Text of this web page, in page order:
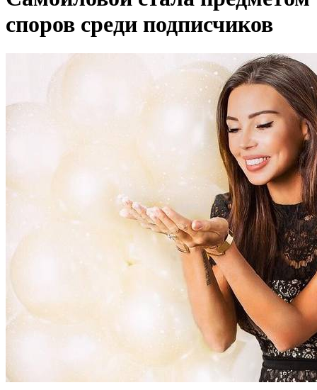
споров среди подписчиков